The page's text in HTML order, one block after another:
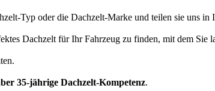
Typ oder die Dachzelt-Marke und teilen sie uns
Dachzelt für Ihr Fahrzeug zu finden, mit dem Sie
35-jährige Dachzelt-Kompetenz.